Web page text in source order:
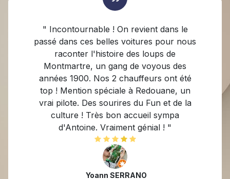
" Incontournable ! On revient dans le
passé dans ces belles voitures pour nous
raconter l'histoire des loups de
Montmartre, un gang de voyous des
années 1900. Nos 2 chauffeurs ont été
top ! Mention spéciale à Redouane, un
vrai pilote. Des sourires du Fun et de la
culture ! Très bon accueil sympa
d'Antoine. Vraiment génial ! "
Yoann SERRANO